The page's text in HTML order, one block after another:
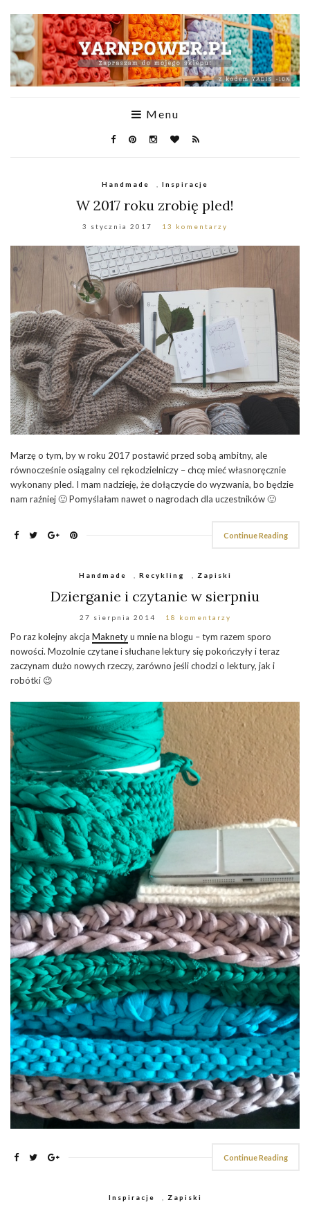
Menu
Handmade Inspiracje
W 2017 roku zrobię pled!
3 stycznia 2017 13 komentarzy
Marzę o tym, by w roku 2017 postawić przed sobą ambitny, ale
równocześnie osiągalny cel rękodzielniczy – chcę mieć własnoręcznie
wykonany pled. I mam nadzieję, że dołączycie do wyzwania, bo będzie
nam raźniej 🙂 Pomyślałam nawet o nagrodach dla uczestników 🙂
Continue Reading
Handmade Recykling Zapiski
Dzierganie i czytanie w sierpniu
27 sierpnia 2014 18 komentarzy
Po raz kolejny akcja Maknetyu mnie na blogu – tym razem sporo
nowości. Mozolnie czytane i słuchane lektury się pokończyły i teraz
zaczynam dużo nowych rzeczy, zarówno jeśli chodzi o lektury, jak i
robótki 😉
Continue Reading
Inspiracje Zapiski